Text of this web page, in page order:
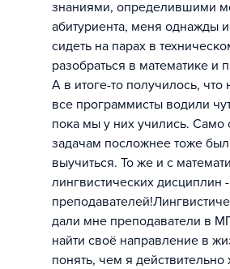
знаниями, определившими
абитуриента, меня однажды
сидеть на парах в
разобраться в математике и
А в итоге-то получилось,
все программисты водили
пока мы у них учились. Само
задачам посложнее тоже
выучиться. То же и с
лингвистических дисциплин
дали мне преподаватели в
найти своё направление в
понять, чем я действительно